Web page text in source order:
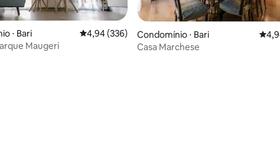
de 5, 120 avaliações
⋅ Bari 4,94 de uma avaliação média de 5, 336 avaliações
4,94 (336)
Maugeri
Condomínio ⋅ Bari 4,94
Casa Marchese